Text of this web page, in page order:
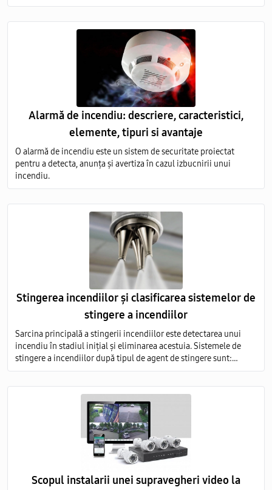
servicii de vanzare si montare a echipamentelor de monitorizare
Alarmă de incendiu: descriere, caracteristici,
elemente, tipuri si avantaje
O alarmă de incendiu este un sistem de securitate proiectat
pentru a detecta, anunța și avertiza în cazul izbucnirii unui
incendiu.
Stingerea incendiilor și clasificarea sistemelor de
stingere a incendiilor
Sarcina principală a stingerii incendiilor este detectarea unui
incendiu în stadiul inițial și eliminarea acestuia. Sistemele de
stingere a incendiilor după tipul de agent de stingere sunt:
aerosoli; apă; pulbere; gaz; spumă.
Scopul instalarii unei supravegheri video la